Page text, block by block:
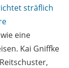
sträflich
eine
Kai Gniffke